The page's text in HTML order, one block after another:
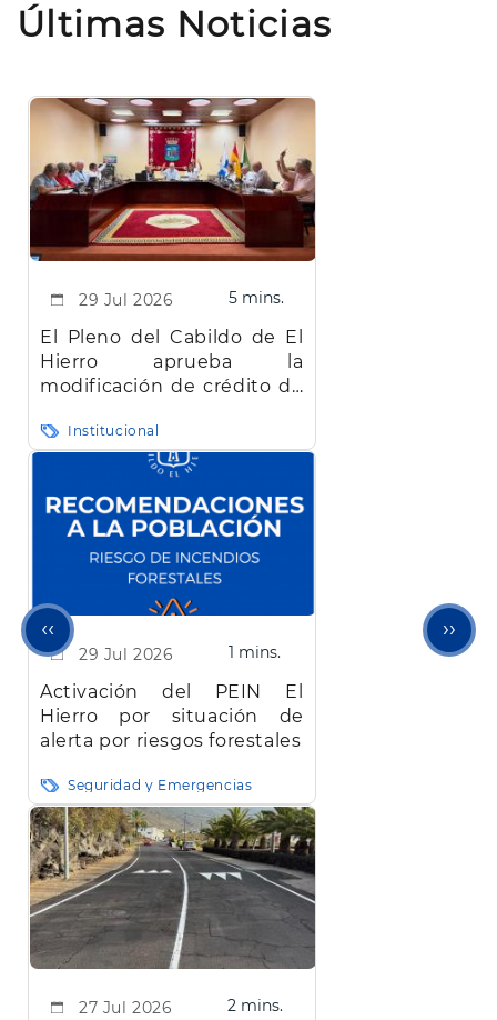
Últimas Noticias
29 Jul 2026 5 mins.
El Pleno del Cabildo de El
Hierro aprueba la
modificación de crédito de
euros bloqueada desde
abril
Institucional
29 Jul 2026 1 mins.
Activación del PEIN El
Hierro por situación de
alerta por riesgos forestales
Seguridad y Emergencias
27 Jul 2026 2 mins.
Página
anterior
‹‹ ››